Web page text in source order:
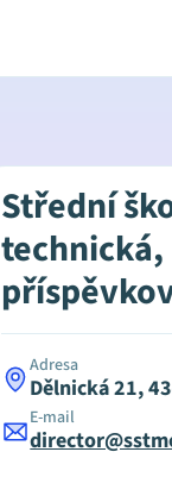
Střední
technická,
Adresa
Dělnická 21,
E-mail